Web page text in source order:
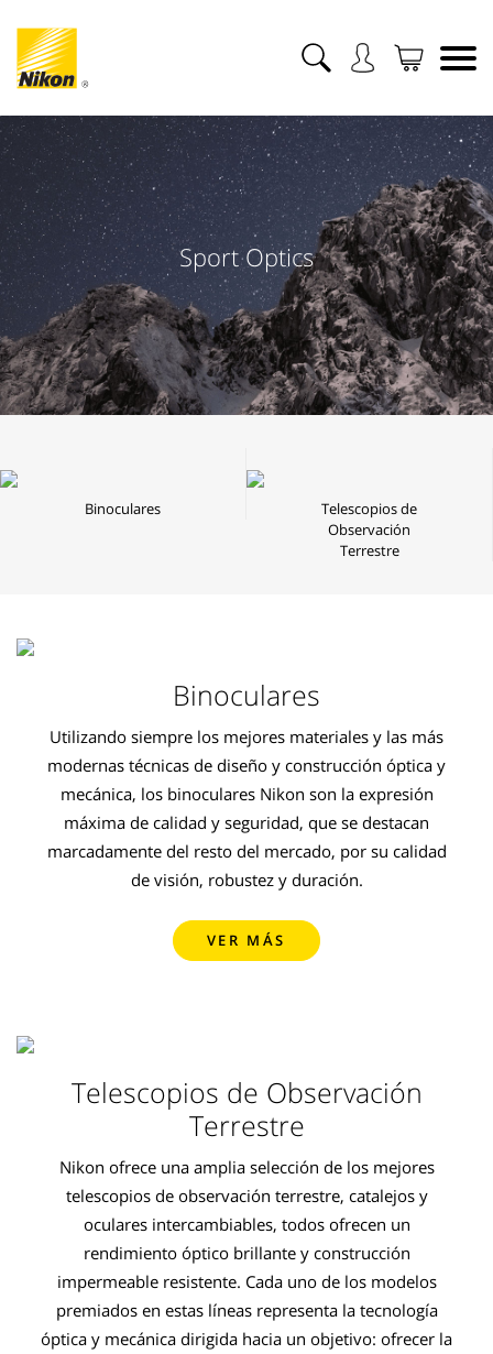
Sport Optics
Binoculares
Telescopios de
Observación
Terrestre
Binoculares
Utilizando siempre los mejores materiales y las más
modernas técnicas de diseño y construcción óptica y
mecánica, los binoculares Nikon son la expresión
máxima de calidad y seguridad, que se destacan
marcadamente del resto del mercado, por su calidad
de visión, robustez y duración.
VER MÁS
Telescopios de Observación
Terrestre
Nikon ofrece una amplia selección de los mejores
telescopios de observación terrestre, catalejos y
oculares intercambiables, todos ofrecen un
rendimiento óptico brillante y construcción
impermeable resistente. Cada uno de los modelos
premiados en estas líneas representa la tecnología
óptica y mecánica dirigida hacia un objetivo: ofrecer la